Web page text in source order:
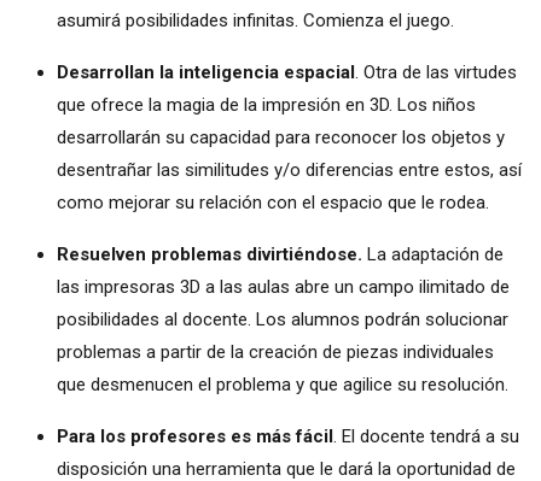
asumirá posibilidades infinitas. Comienza el juego.
Desarrollan la inteligencia espacial. Otra de las virtudes
que ofrece la magia de la impresión en 3D. Los niños
desarrollarán su capacidad para reconocer los objetos y
desentrañar las similitudes y/o diferencias entre estos, así
como mejorar su relación con el espacio que le rodea.
Resuelven problemas divirtiéndose. La adaptación de
las impresoras 3D a las aulas abre un campo ilimitado de
posibilidades al docente. Los alumnos podrán solucionar
problemas a partir de la creación de piezas individuales
que desmenucen el problema y que agilice su resolución.
Para los profesores es más fácil. El docente tendrá a su
disposición una herramienta que le dará la oportunidad de